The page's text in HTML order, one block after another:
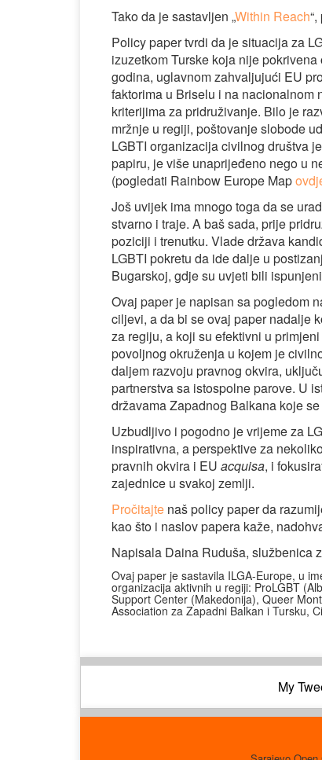
Tako da je sastavljen „Within Reach
Policy paper tvrdi da je situacija za
izuzetkom Turske koja nije
godina, uglavnom zahvaljujući EU
faktorima u Briselu i na nacionalnom
kriterijima za pridruživanje. Bilo je
mržnje u regiji, poštovanje slobode
LGBTI organizacija civilnog društva
papiru, je više unaprijeđeno nego u
(pogledati Rainbow Europe Map
Još uvijek ima mnogo toga da se
stvarno i traje. A baš sada, prije
poziciji i trenutku. Vlade država
LGBTI pokretu da ide dalje u
Bugarskoj, gdje su uvjeti bili
Ovaj paper je napisan sa pogledom
ciljevi, a da bi se ovaj paper nadalje
za regiju, a koji su efektivni u
povoljnog okruženja u kojem je
daljem razvoju pravnog okvira,
partnerstva sa istospolne parove. U
državama Zapadnog Balkana koje
Uzbudljivo i pogodno je vrijeme za
inspirativna, a perspektive za
pravnih okvira i EU acquisa, i
zajednice u svakoj zemlji.
Pročitajte naš policy paper da
kao što i naslov papera kaže,
Napisala Daina Ruduša, službenica
Ovaj paper je sastavila ILGA-Europe, u
organizacija aktivnih u regiji: ProLGBT
Support Center (Makedonija), Queer
Association za Zapadni Balkan i Tursku,
My